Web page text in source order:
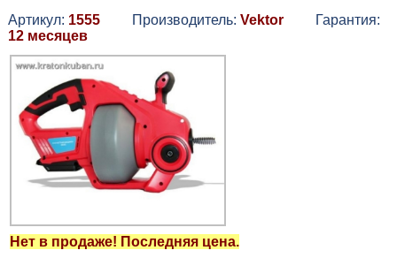
Артикул: 1555Производитель: VektorГарантия:
12 месяцев
Нет в продаже! Последняя цена.